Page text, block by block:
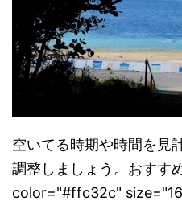
空いてる時期や時間を見
調整しましょう 。おすす
color="#ffc32c"